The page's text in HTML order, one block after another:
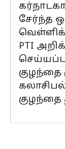
சேர்ந்த
PTI
குழந்தை
குழந்தை